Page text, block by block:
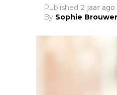
Published 2 jaar ago
By Sophie Brouwer